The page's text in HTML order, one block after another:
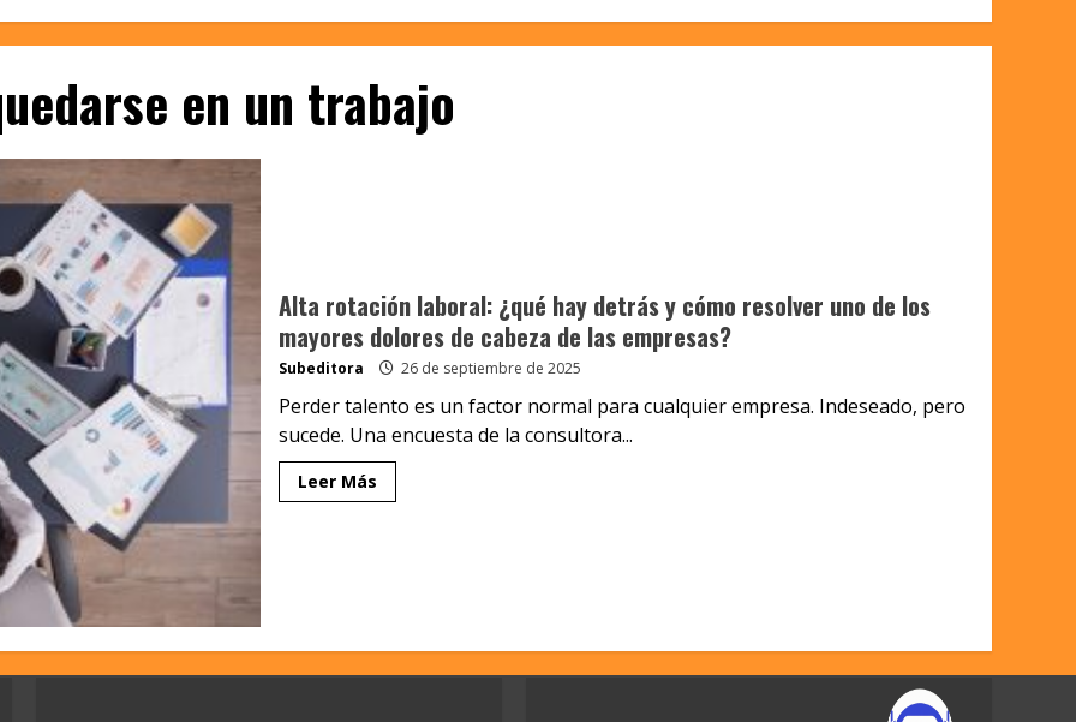
en un trabajo
Alta rotación laboral: ¿qué hay detrás y cómo resolver uno de los
mayores dolores de cabeza de las empresas?
Subeditora 26 de septiembre de 2025
Perder talento es un factor normal para cualquier empresa. Indeseado, pero
sucede. Una encuesta de la consultora...
Leer Más